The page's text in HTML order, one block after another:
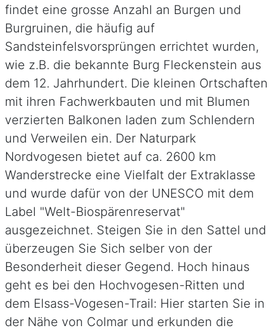
findet eine grosse Anzahl an Burgen und
Burgruinen, die häufig auf
Sandsteinfelsvorsprüngen errichtet wurden,
wie z.B. die bekannte Burg Fleckenstein aus
dem 12. Jahrhundert. Die kleinen Ortschaften
mit ihren Fachwerkbauten und mit Blumen
verzierten Balkonen laden zum Schlendern
und Verweilen ein. Der Naturpark
Nordvogesen bietet auf ca. 2600 km
Wanderstrecke eine Vielfalt der Extraklasse
und wurde dafür von der UNESCO mit dem
Label "Welt-Biospärenreservat"
ausgezeichnet. Steigen Sie in den Sattel und
überzeugen Sie Sich selber von der
Besonderheit dieser Gegend. Hoch hinaus
geht es bei den Hochvogesen-Ritten und
dem Elsass-Vogesen-Trail: Hier starten Sie in
der Nähe von Colmar und erkunden die